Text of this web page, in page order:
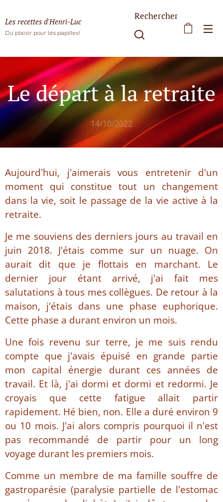
Les recettes d'Henri-Luc
Du plaisir pour les papilles!
Rechercher
Le départ à la retraite
14/10/2022
Aujourd'hui, j'aimerais vous entretenir d'un
moment qui constitue tout un changement
dans la vie, soit le passage de la vie active à la
retraite.
Je me souviens des derniers jours au travail en
juin 2018. J'étais comme sur un nuage. On
aurait dit que je flottais en marchant. Le
dernier jour étant arrivé, j'ai fait mes
salutations à tous mes collègues. De retour à la
maison, j'étais dans une phase euphorique.
Cette phase a durant environ un mois.
Une fois revenu sur terre, je me suis rendu
compte que j'avais épuisé en grande partie
mon capital énergie durant ces années de
travail. Et là, j'ai dormi et dormi et redormi. Je
croyais que cette fatigue allait partir
rapidement. Hé bien, non. Elle a duré environ 9
ou 10 mois. J'ai alors compris pourquoi il n'est
pas recommandé de partir pour un long
voyage durant les premiers mois.
Comme un membre de ma famille souffre de
gastroparésie (paralysie partielle de l'estomac